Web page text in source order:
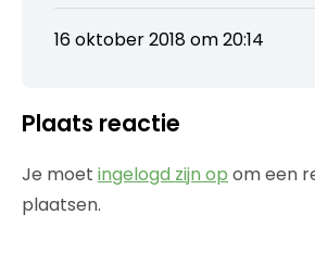
16 oktober 2018 om 20:14
Plaats reactie
Je moet ingelogd zijn op om een
plaatsen.